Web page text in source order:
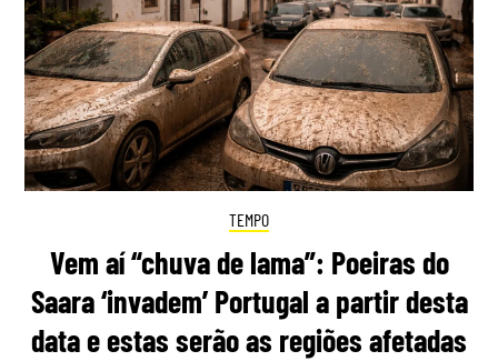
TEMPO
Vem aí “chuva de lama”: Poeiras do
Saara ‘invadem’ Portugal a partir desta
data e estas serão as regiões afetadas